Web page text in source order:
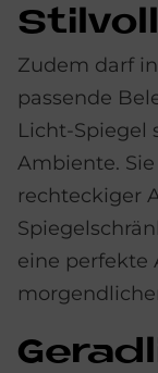
Zudem darf
passende
Licht-Spiegel
Ambiente.
rechteckiger
eine perfekte